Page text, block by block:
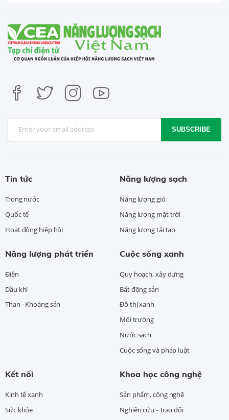
SUBSCRIBE
Tin tức
Trong nước
Quốc tế
Hoạt động hiệp hội
Năng lượng sạch
Năng lượng gió
Năng lượng mặt trời
Năng lượng tái tạo
Năng lượng phát triển
Điện
Dầu khí
Than - Khoáng sản
Cuộc sống xanh
Quy hoạch, xây dựng
Bất động sản
Đô thị xanh
Môi trường
Nước sạch
Cuộc sống và pháp luật
Kết nối
Kinh tế xanh
Sức khỏe
Khoa học công nghệ
Sản phẩm, công nghệ
Nghiên cứu - Trao đổi